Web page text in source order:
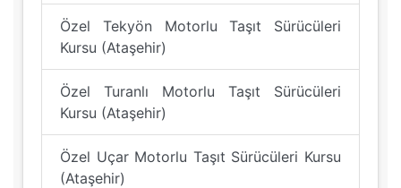
Özel Tekyön Motorlu Taşıt Sürücüleri
Kursu (Ataşehir)
Özel Turanlı Motorlu Taşıt Sürücüleri
Kursu (Ataşehir)
Özel Uçar Motorlu Taşıt Sürücüleri Kursu
(Ataşehir)